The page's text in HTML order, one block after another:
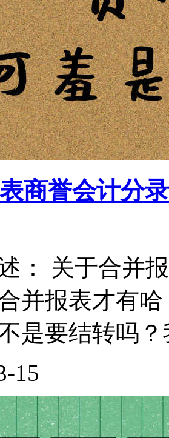
商誉会计分
： 关于合并
并报表才有
是要结转吗
15